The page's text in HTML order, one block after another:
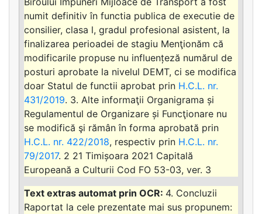
numit definitiv în functia publica de executie de
consilier, clasa l, gradul profesional asistent, la
finalizarea perioadei de stagiu Menţionăm că
modificarile propuse nu influențeză numărul de
posturi aprobate la nivelul DEMT, ci se modifica
doar Statul de functii aprobat prin H.C.L. nr.
431/2019. 3. Alte informaţii Organigrama și
Regulamentul de Organizare și Funcţionare nu
se modifică şi rămân în forma aprobată prin
H.C.L. nr. 422/2018, respectiv prin H.C.L. nr.
79/2017. 2 21 Timișoara 2021 Capitală
Europeană a Culturii Cod FO 53-03, ver. 3
4. Concluzii
Raportat la cele prezentate mai sus propunem: